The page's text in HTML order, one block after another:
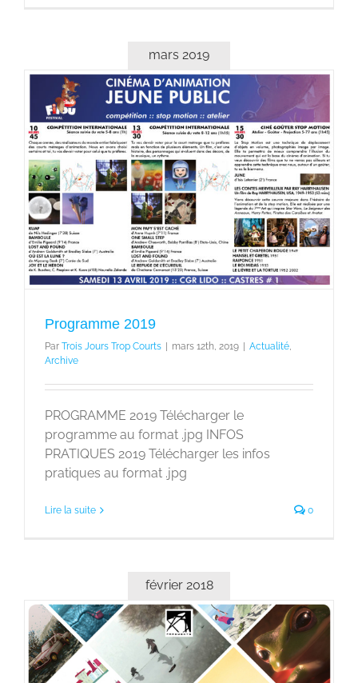
mars 2019
Programme 2019
Par Trois Jours Trop Courts | mars 12th, 2019 | Actualité
Archive
PROGRAMME 2019 Télécharger le
programme au format .jpg INFOS
PRATIQUES 2019 Télécharger les infos
pratiques au format .jpg
Lire la suite 0
février 2018